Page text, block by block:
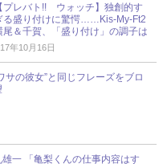
【プレバト!! ウォッチ】独創的す
る盛り付けに驚愕……Kis-My-Ft2
尾＆千賀、「盛り付け」の調子は
マイチ!?
年10月16日
サの彼女”と同じフレーズをブロ
雄一 「亀梨くんの仕事内容はす